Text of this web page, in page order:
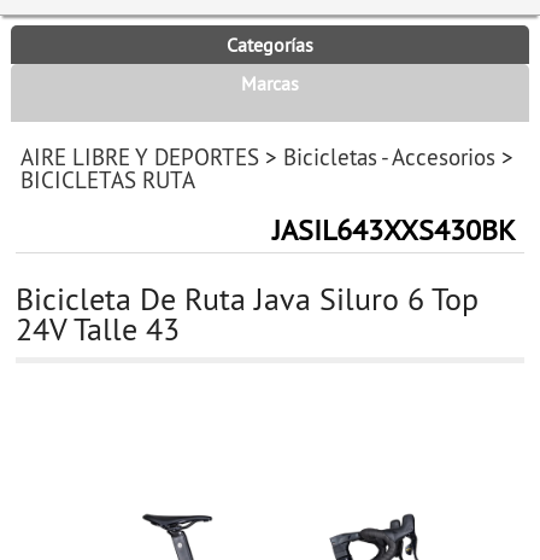
Categorías
Marcas
AIRE LIBRE Y DEPORTES > Bicicletas - Accesorios >
BICICLETAS RUTA
JASIL643XXS430BK
Bicicleta De Ruta Java Siluro 6 Top
24V Talle 43